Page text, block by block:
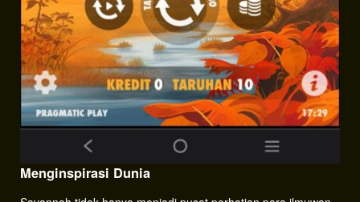
Menginspirasi Dunia